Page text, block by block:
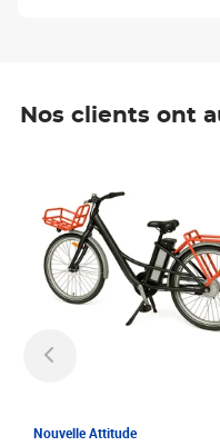
Nos clients ont
Nouvelle Attitude